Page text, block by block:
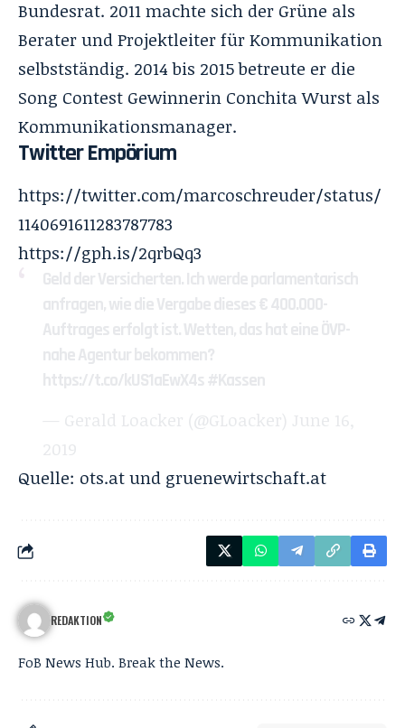
Bundesrat. 2011 machte sich der Grüne als
Berater und Projektleiter für Kommunikation
selbstständig. 2014 bis 2015 betreute er die
Song Contest Gewinnerin Conchita Wurst als
Kommunikationsmanager.
Twitter Empörium
https://twitter.com/marcoschreuder/status/
1140691611283787783
https://gph.is/2qrbQq3
Geld der Versicherten. Ich werde parlamentarisch
anfragen, wie die Vergabe dieses € 400.000-
Auftrages erfolgt ist. Wetten, das hat eine ÖVP-
nahe Agentur bekommen?
https://t.co/kUS1aEwX4s #Kassen
— Gerald Loacker (@GLoacker) June 16,
2019
Quelle: ots.atund gruenewirtschaft.at
REDAKTION
FoB News Hub. Break the News.